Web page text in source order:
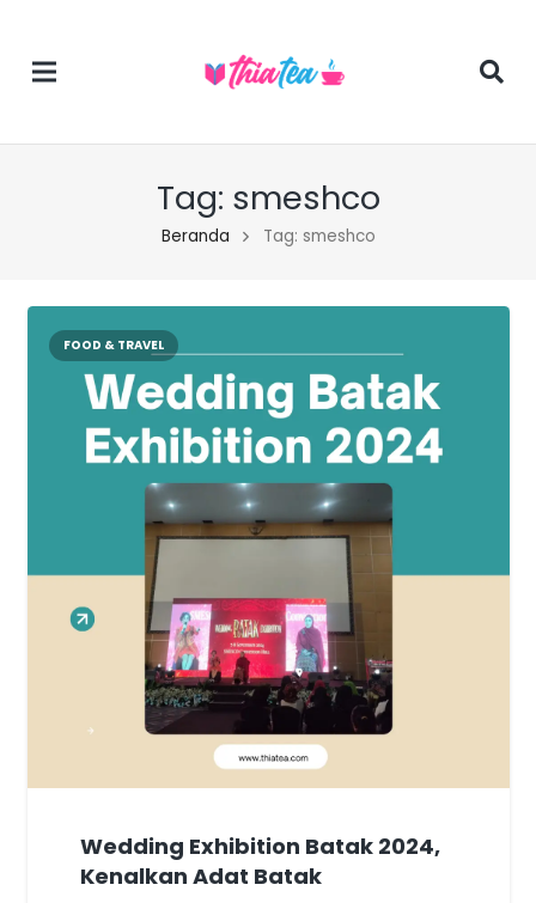
Tag: smeshco
Beranda Tag: smeshco
FOOD & TRAVEL
Wedding Exhibition Batak 2024,
Kenalkan Adat Batak